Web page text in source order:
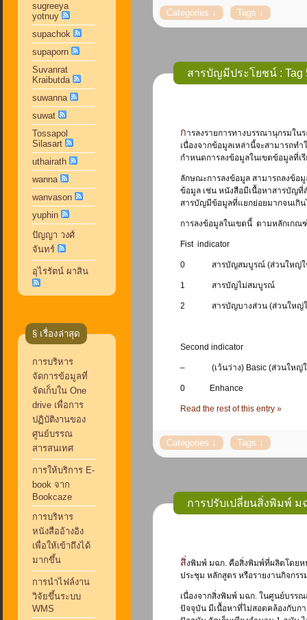
sugreeya
yotnuy
supachok
supaporn
Suvanrat
Kraibutda
suwanna
suwat
Tossapol
Silasart
uthairath
wanna
wanvason
yuphin
ปัญญา วงศ์
จันทร์
อุไรรัตน์ ผาสิน
§ เรื่องล่าสุด
การบริหาร
จัดการข้อมูลที่
จัดเก็บใน One
drive เพื่อการ
ปฏิบัติงานของ
ศูนย์บรรณ
สารสนเทศ
การให้บริการ E-
book จาก
Bookcaze
การบริหาร
หนังสืออ้างอิง
เพื่อให้เข้าถึงได้
มากขึ้น
การนำไฟล์งาน
วิจัยขึ้นระบบ
WMS
สารบัญมีประโยชน์ : Tag
การลงรายการทางบรรณานุกรมในระบบฐานข้อมูลห้องสมุดอัตโนมัตินั้น การลงรายละเอียดของสารบัญหนังสือก็เป็นส่วนสำคัญเช่นกัน
เนื่องจากข้อมูลเหล่านี้จะสามารถท
กำหนดการลงข้อมูลในเขตข้อมูลที่เ
ลักษณะการลงข้อมูล สามารถลงข้อ
ข้อมูล เช่น หนังสือมีเนื้อหาสารบัญที่
สารบัญมีข้อมูลที่แยกย่อยมากจนเกิ
การลงข้อมูลในเขตนี้ ตามหลักเกณ
Fist indicator
0 สารบัญสมบูรณ์ (ส่วนใหญ่ใช้
1 สารบัญไม่สมบูรณ์
2 สารบัญบางส่วน (ส่วนใหญ่ใ
Second indicator
– (เว้นว่าง) Basic (ส่วนใหญ่ใ
0 Enhance
Read the rest of this entry »
การปรับเปลี่ยนสิ่งพิมพ์ ม
สิ่งพิมพ์ มฉก. คือสิ่งพิมพ์ที่ผลิตโดยหน่วยงานของมหาวิทยาลัยหัวเฉียวเฉลิมพระเกียรติ เช่น รายงานเอกสารการอบรม เอกสารประกอบการ
ประชุม หลักสูตร หรือรายงานกิจกร
เนื่องจากสิ่งพิมพ์ มฉก. ในศูนย์บรร
ปัจจุบัน มีเนื้อหาที่ไม่สอดคล้องกับก